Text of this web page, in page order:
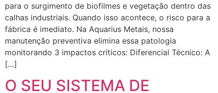
para o surgimento de biofilmes e vegetação dentro das
calhas industriais. Quando isso acontece, o risco para a
fábrica é imediato. Na Aquarius Metais, nossa
manutenção preventiva elimina essa patologia
monitorando 3 impactos críticos: Diferencial Técnico: A
[…]
O SEU SISTEMA DE